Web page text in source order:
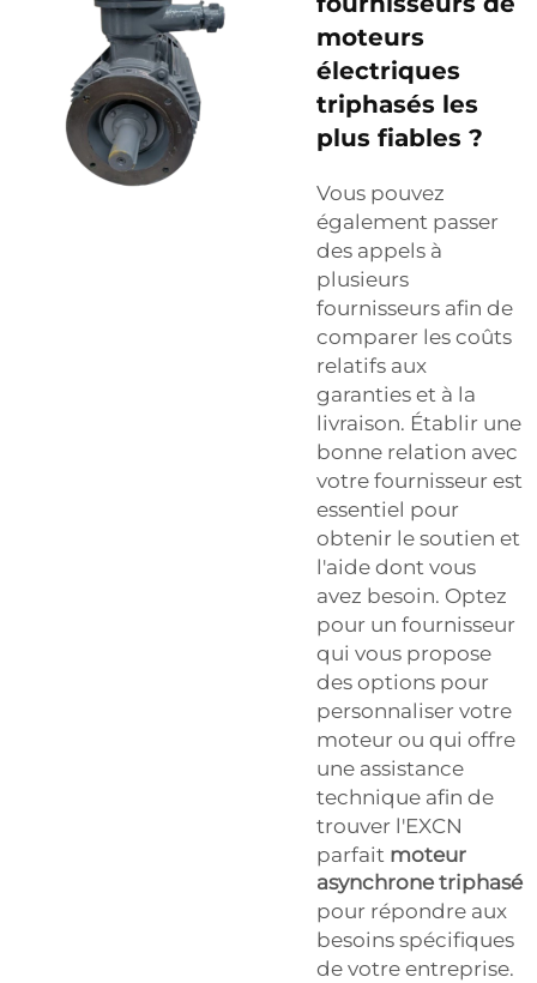
moteurs
électriques
triphasés les
plus fiables ?
Vous pouvez
également passer
des appels à
plusieurs
fournisseurs afin de
comparer les coûts
relatifs aux
garanties et à la
livraison. Établir une
bonne relation avec
votre fournisseur est
essentiel pour
obtenir le soutien et
l'aide dont vous
avez besoin. Optez
pour un fournisseur
qui vous propose
des options pour
personnaliser votre
moteur ou qui offre
une assistance
technique afin de
trouver l'EXCN
parfait moteur
asynchrone triphasé
pour répondre aux
besoins spécifiques
de votre entreprise.